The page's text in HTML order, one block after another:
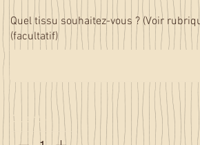
Quel tissu souhaitez-vous ? (Voir
(facultatif)
Quantité *